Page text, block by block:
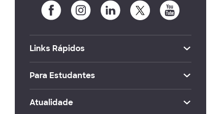
Links Rápidos
Para Estudantes
Atualidade